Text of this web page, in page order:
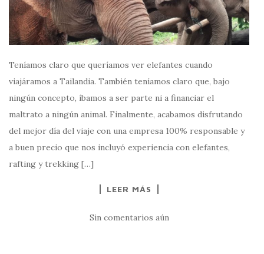
Teníamos claro que queríamos ver elefantes cuando
viajáramos a Tailandia. También teníamos claro que, bajo
ningún concepto, íbamos a ser parte ni a financiar el
maltrato a ningún animal. Finalmente, acabamos disfrutando
del mejor día del viaje con una empresa 100% responsable y
a buen precio que nos incluyó experiencia con elefantes,
rafting y trekking […]
LEER MÁS
Sin comentarios aún